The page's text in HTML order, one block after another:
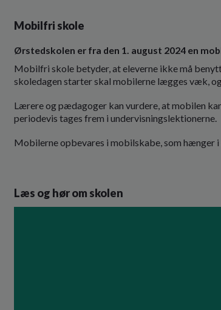
Mobilfri skole
Ørstedskolen er fra den 1. august 2024 en
Mobilfri skole betyder, at eleverne ikke må
skoledagen starter skal mobilerne lægges væk,
Lærere og pædagoger kan vurdere, at mobilen
periodevis tages frem i undervisningslektionerne.
Mobilerne opbevares i mobilskabe, som hænger
Læs og hør om skolen